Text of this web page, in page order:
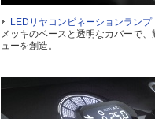
LEDリヤコンビネーションランプ
メッキのベースと透明なカバーで
ューを創造。